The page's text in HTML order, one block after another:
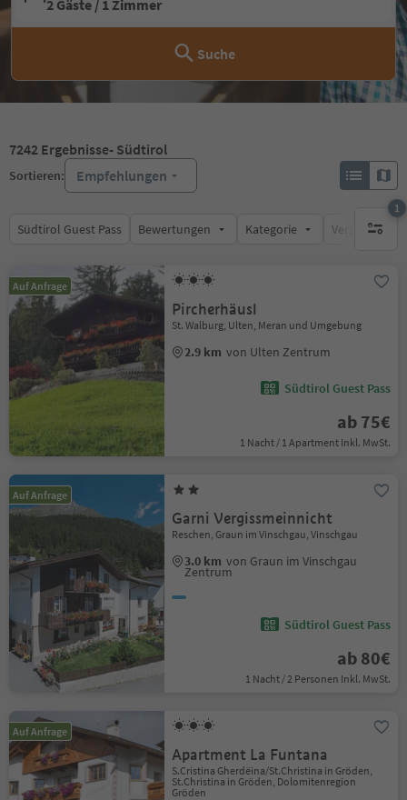
2 Gäste / 1 Zimmer
Suche
7242 Ergebnisse- Südtirol
Sortieren: Empfehlungen
Südtirol Guest Pass Bewertungen Kategorie
1
1
Auf Anfrage
Pircherhäusl
St. Walburg, Ulten, Meran und Umgebung
2.9 km von Ulten Zentrum
Südtirol Guest Pass
ab 75€
1 Nacht / 1 Apartment Inkl. MwSt.
Auf Anfrage
Garni Vergissmeinnicht
Reschen, Graun im Vinschgau, Vinschgau
3.0 km von Graun im Vinschgau
Zentrum
Südtirol Guest Pass
ab 80€
1 Nacht / 2 Personen Inkl. MwSt.
Auf Anfrage
Apartment La Funtana
S.Cristina Gherdëina/St.Christina in Gröden,
St.Christina in Gröden, Dolomitenregion
Gröden